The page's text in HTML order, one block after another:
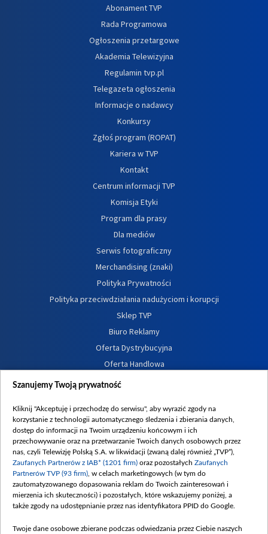
Abonament TVP
Rada Programowa
Ogłoszenia przetargowe
Akademia Telewizyjna
Regulamin tvp.pl
Telegazeta ogłoszenia
Informacje o nadawcy
Konkursy
Zgłoś program (ROPAT)
Kariera w TVP
Kontakt
Centrum informacji TVP
Komisja Etyki
Program dla prasy
Dla mediów
Serwis fotograficzny
Merchandising (znaki)
Polityka Prywatności
Polityka przeciwdziałania nadużyciom i korupcji
Sklep TVP
Biuro Reklamy
Oferta Dystrybucyjna
Oferta Handlowa
Dostępność
Procedura zgłoszeń wewnętrznych
Szanujemy Twoją prywatność
Kliknij "Akceptuję i przechodzę do serwisu", aby wyrazić zgody na
korzystanie z technologii automatycznego śledzenia i zbierania danych,
dostęp do informacji na Twoim urządzeniu końcowym i ich
przechowywanie oraz na przetwarzanie Twoich danych osobowych przez
nas, czyli Telewizję Polską S.A. w likwidacji (zwaną dalej również „TVP”),
Zaufanych Partnerów z IAB* (1201 firm) oraz pozostałych Zaufanych
Partnerów TVP (93 firm) , w celach marketingowych (w tym do
zautomatyzowanego dopasowania reklam do Twoich zainteresowań i
mierzenia ich skuteczności) i pozostałych, które wskazujemy poniżej, a
także zgody na udostępnianie przez nas identyfikatora PPID do Google.
Twoje dane osobowe zbierane podczas odwiedzania przez Ciebie naszych